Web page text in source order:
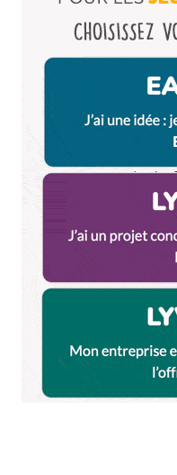
Enregistrer mon
navigateur pour mon